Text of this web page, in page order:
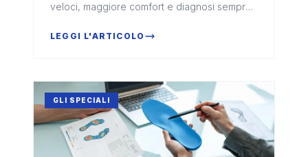
veloci, maggiore comfort e diagnosi sempre
tecnologia Philips MR 5300, affiancando
diagnostica del cuore e del corpo.
LEGGI L'ARTICOLO
GLI SPECIALI